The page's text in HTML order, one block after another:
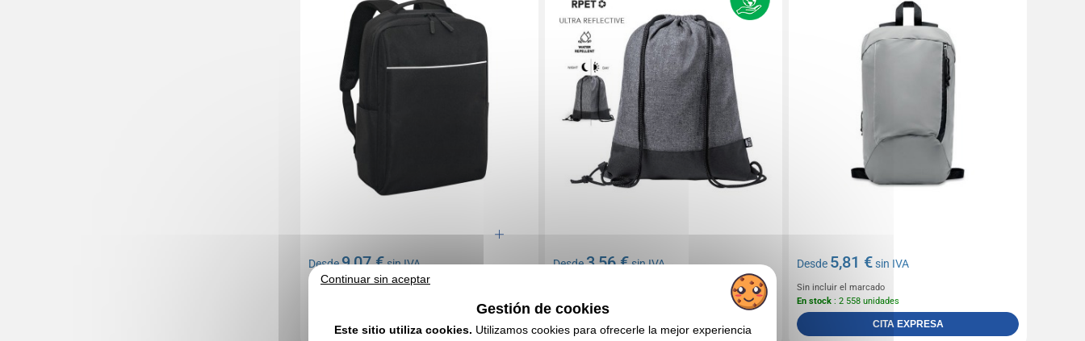
Desde9,07 €sin IVA
Sin incluir el marcado
CITA EXPRESA
Desde3,56 €sin IVA
En stock : 4 736 unidades
CITA EXPRESA
Desde 5,81 €sin IVA
Sin incluir el marcado
En stock : 2 558 unidades
CITA EXPRESA
Continuar sin aceptar
Gestión de cookies
Este sitio utiliza cookies. Utilizamos cookies para ofrecerle la mejor experiencia